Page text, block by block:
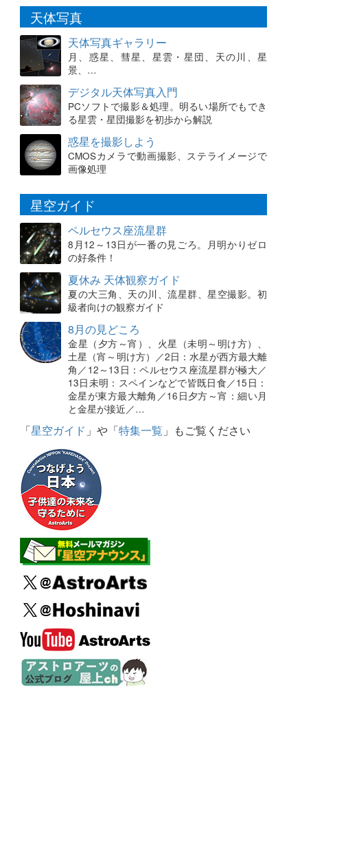
天体写真
天体写真ギャラリー
月、惑星、彗星、星雲・星団、天の川、星
景、…
デジタル天体写真入門
PCソフトで撮影＆処理。明るい場所でもでき
る星雲・星団撮影を初歩から解説
惑星を撮影しよう
CMOSカメラで動画撮影、ステライメージで
画像処理
星空ガイド
ペルセウス座流星群
8月12～13日が一番の見ごろ。月明かりゼロ
の好条件！
夏休み 天体観察ガイド
夏の大三角、天の川、流星群、星空撮影。初
級者向けの観察ガイド
8月の見どころ
金星（夕方～宵）、火星（未明～明け方）、
土星（宵～明け方）／2日：水星が西方最大離
角／12～13日：ペルセウス座流星群が極大／
13日未明：スペインなどで皆既日食／15日：
金星が東方最大離角／16日夕方～宵：細い月
と金星が接近／…
「星空ガイド 」や「特集一覧 」もご覧ください